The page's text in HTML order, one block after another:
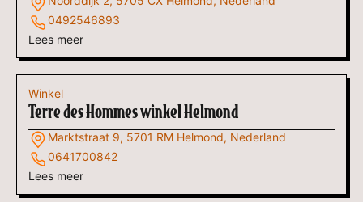
0492546893
Lees meer
Winkel
Terre des Hommes winkel Helmond
Marktstraat 9, 5701 RM Helmond, Nederland
0641700842
Lees meer